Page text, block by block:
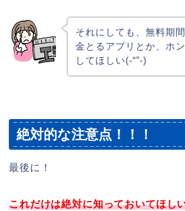
それにしても、無料期
金とるアプリとか、ホ
してほしい(-“”-)
絶対的な注意点！！！
最後に！
これだけは絶対に知っておいてほし